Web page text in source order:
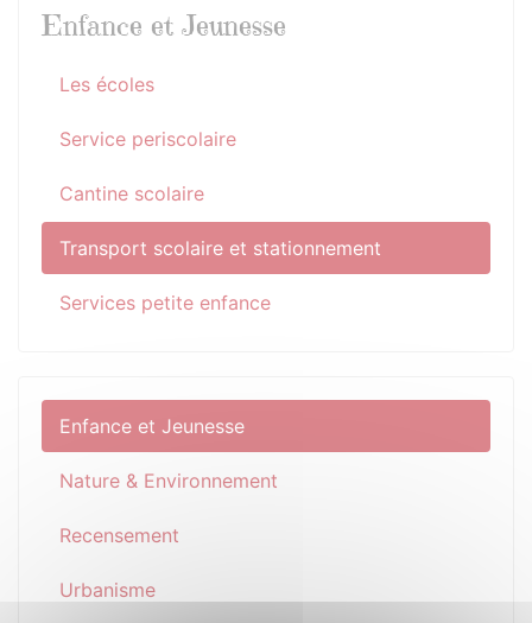
Enfance et Jeunesse
Les écoles
Service periscolaire
Cantine scolaire
Transport scolaire et stationnement
Services petite enfance
Enfance et Jeunesse
Nature & Environnement
Recensement
Urbanisme